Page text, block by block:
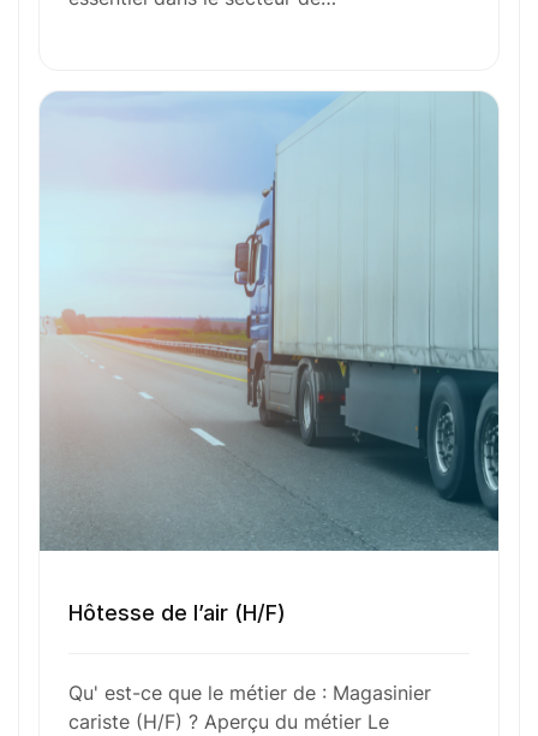
Compétences Requises
Outils et Technologies ️
Formation et Qualifications
Hôtesse de l’air (H/F)
Qu' est-ce que le métier de : Magasinier
cariste (H/F) ? Aperçu du métier Le